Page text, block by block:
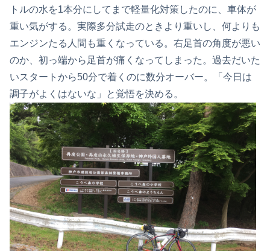
トルの水を1本分にしてまで軽量化対策したのに、車体が
重い気がする。実際多分試走のときより重いし、何よりも
エンジンたる人間も重くなっている。右足首の角度が悪い
のか、初っ端から足首が痛くなってしまった。過去だいた
いスタートから50分で着くのに数分オーバー。「今日は
調子がよくはないな」と覚悟を決める。